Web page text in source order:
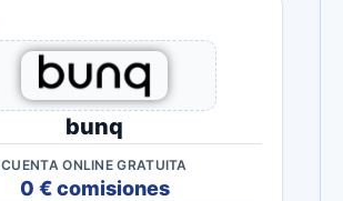
bunq
CUENTA ONLINE GRATUITA
0 € comisiones